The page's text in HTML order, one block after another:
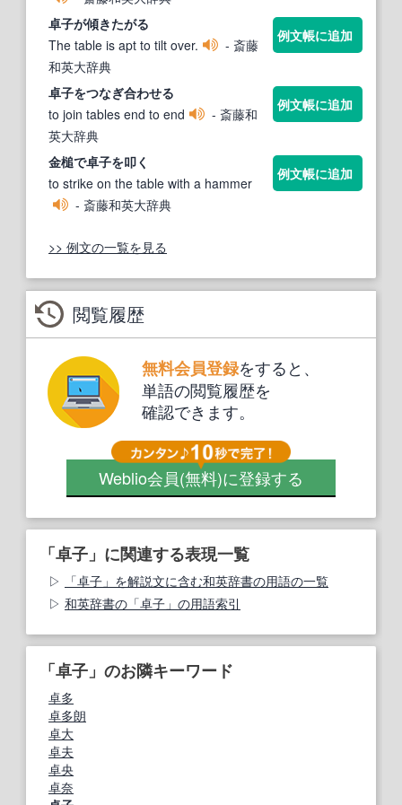
卓子が傾きたがる
The table is apt to tilt over.
- 斎藤
和英大辞典
例文帳に追加
卓子をつなぎ合わせる
to join tables end to end
- 斎藤和
英大辞典
例文帳に追加
金槌で卓子を叩く
to strike on the table with a hammer
- 斎藤和英大辞典
例文帳に追加
>> 例文の一覧を見る
閲覧履歴
無料会員登録をすると、
単語の閲覧履歴を
確認できます。
Weblio会員(無料)に登録する
「卓子」に関連する表現一覧
「卓子」を解説文に含む和英辞書の用語の一覧
和英辞書の「卓子」の用語索引
「卓子」のお隣キーワード
卓多
卓多朗
卓大
卓夫
卓央
卓奈